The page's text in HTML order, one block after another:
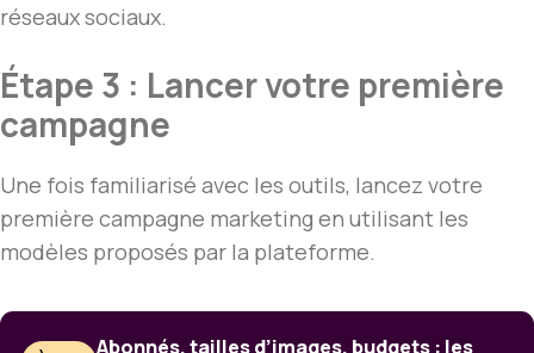
réseaux sociaux.
Étape 3 : Lancer votre première
campagne
Une fois familiarisé avec les outils, lancez votre
première campagne marketing en utilisant les
modèles proposés par la plateforme.
Abonnés, tailles d’images, budgets : les